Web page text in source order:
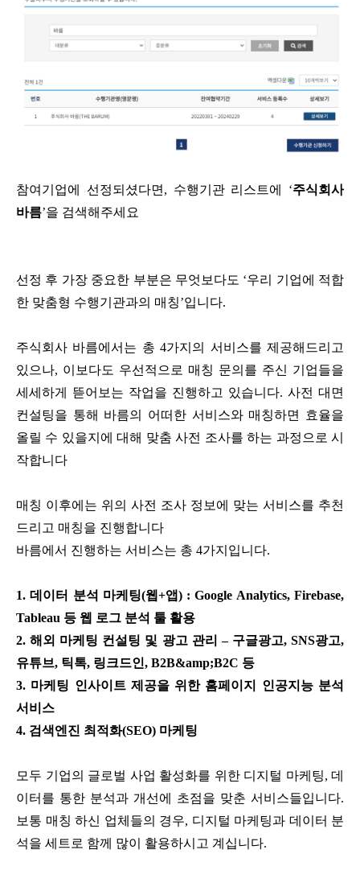
참여기업에 선정되셨다면, 수행기관 리스트에 ‘주식회사
바름’을 검색해주세요
선정 후 가장 중요한 부분은 무엇보다도 ‘우리 기업에 적합
한 맞춤형 수행기관과의 매칭’입니다.
주식회사 바름에서는 총 4가지의 서비스를 제공해드리고
있으나, 이보다도 우선적으로 매칭 문의를 주신 기업들을
세세하게 뜯어보는 작업을 진행하고 있습니다. 사전 대면
컨설팅을 통해 바름의 어떠한 서비스와 매칭하면 효율을
올릴 수 있을지에 대해 맞춤 사전 조사를 하는 과정으로 시
작합니다
매칭 이후에는 위의 사전 조사 정보에 맞는 서비스를 추천
드리고 매칭을 진행합니다
바름에서 진행하는 서비스는 총 4가지입니다.
1. 데이터 분석 마케팅(웹+앱) : Google Analytics, Firebase,
Tableau 등 웹 로그 분석 툴 활용
2. 해외 마케팅 컨설팅 및 광고 관리 – 구글광고, SNS광고,
유튜브, 틱톡, 링크드인, B2B&amp;B2C 등
3. 마케팅 인사이트 제공을 위한 홈페이지 인공지능 분석
서비스
4. 검색엔진 최적화(SEO) 마케팅
모두 기업의 글로벌 사업 활성화를 위한 디지털 마케팅, 데
이터를 통한 분석과 개선에 초점을 맞춘 서비스들입니다.
보통 매칭 하신 업체들의 경우, 디지털 마케팅과 데이터 분
석을 세트로 함께 많이 활용하시고 계십니다.